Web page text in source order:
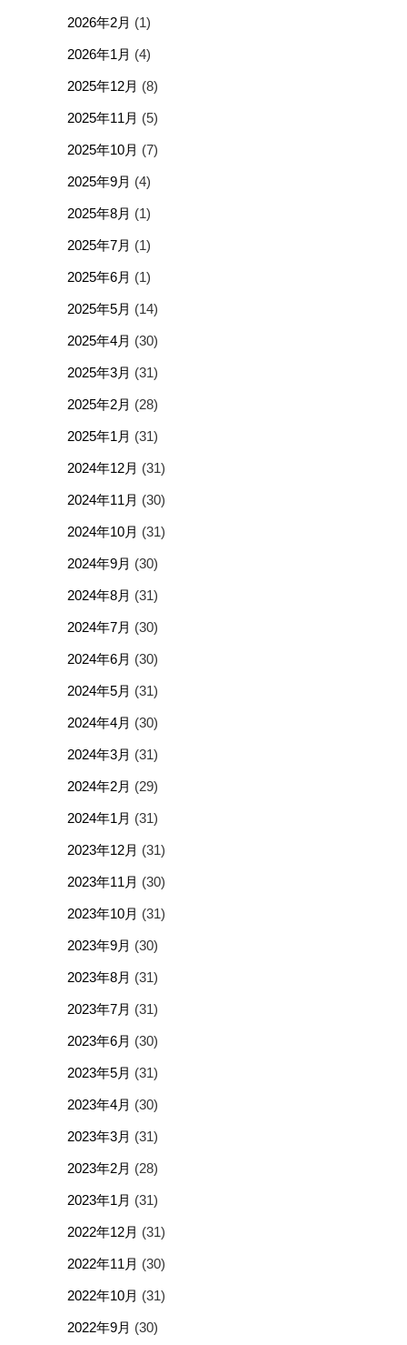
2026年2月 (1)
2026年1月 (4)
2025年12月 (8)
2025年11月 (5)
2025年10月 (7)
2025年9月 (4)
2025年8月 (1)
2025年7月 (1)
2025年6月 (1)
2025年5月 (14)
2025年4月 (30)
2025年3月 (31)
2025年2月 (28)
2025年1月 (31)
2024年12月 (31)
2024年11月 (30)
2024年10月 (31)
2024年9月 (30)
2024年8月 (31)
2024年7月 (30)
2024年6月 (30)
2024年5月 (31)
2024年4月 (30)
2024年3月 (31)
2024年2月 (29)
2024年1月 (31)
2023年12月 (31)
2023年11月 (30)
2023年10月 (31)
2023年9月 (30)
2023年8月 (31)
2023年7月 (31)
2023年6月 (30)
2023年5月 (31)
2023年4月 (30)
2023年3月 (31)
2023年2月 (28)
2023年1月 (31)
2022年12月 (31)
2022年11月 (30)
2022年10月 (31)
2022年9月 (30)